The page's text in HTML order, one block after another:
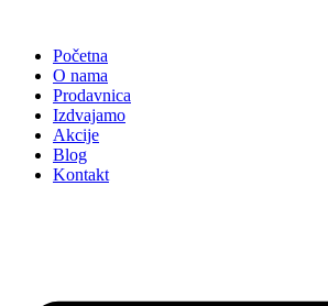
sadržajPočetna
O nama
Prodavnica
Izdvajamo
Akcije
Blog
Kontakt